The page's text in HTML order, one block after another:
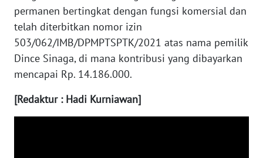
permanen bertingkat dengan fungsi komersial dan
telah diterbitkan nomor izin
503/062/IMB/DPMPTSPTK/2021 atas nama pemilik
Dince Sinaga, di mana kontribusi yang dibayarkan
mencapai Rp. 14.186.000.
[Redaktur : Hadi Kurniawan]
WN
KALTARA
WN
KALSEL